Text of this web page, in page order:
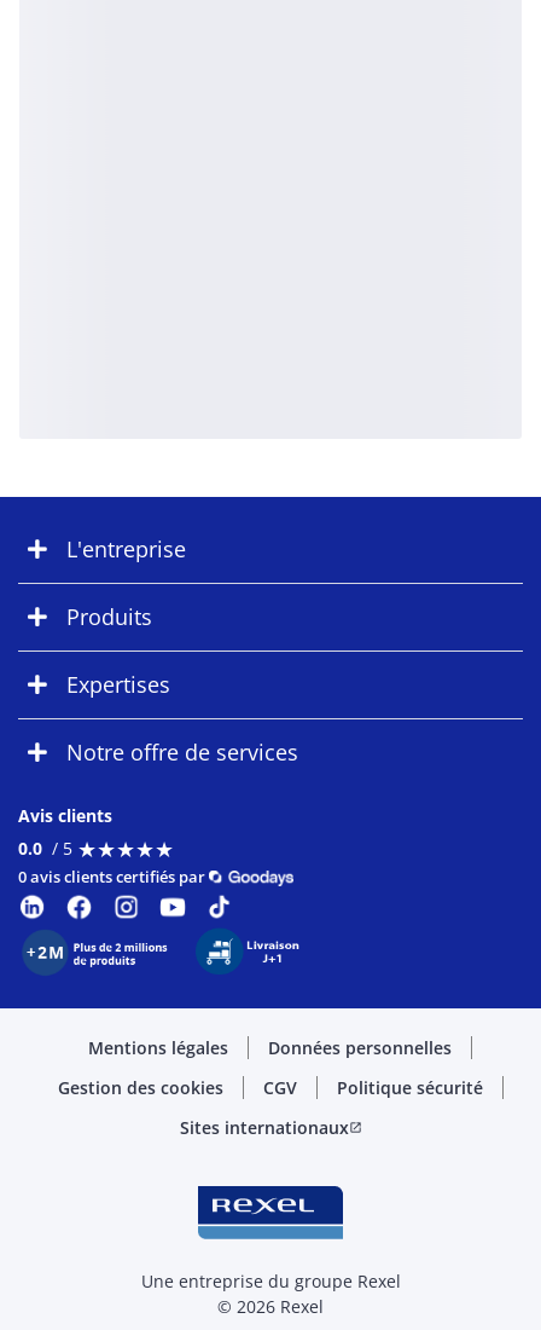
L'entreprise
Produits
Expertises
Notre offre de services
Avis clients
0.0 / 5 ★★★★★
★★★★★
0 avis clients certifiés par
Mentions légales
Données personnelles
Gestion des cookies
CGV
Politique sécurité
Sites internationauxopen_in_new
Une entreprise du groupe Rexel
© 2026 Rexel